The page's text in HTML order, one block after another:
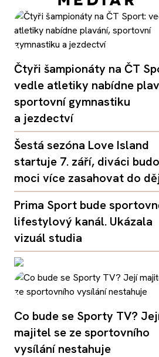
Čtyři šampionáty na ČT
vedle atletiky nabídne
sportovní gymnastiku
a jezdectví
Šestá sezóna Love Island
startuje 7. září, diváci
moci více zasahovat do
Prima Sport bude
lifestylový kanál. Ukázala
vizuál studia
Co bude se Sporty TV?
majitel se ze sportovního
vysílání nestahuje